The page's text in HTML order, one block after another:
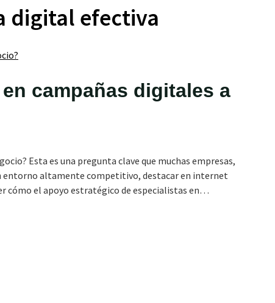
digital efectiva
campañas digitales a
Esta es una pregunta clave que muchas empresas,
entorno altamente competitivo, destacar en internet
cómo el apoyo estratégico de especialistas en…